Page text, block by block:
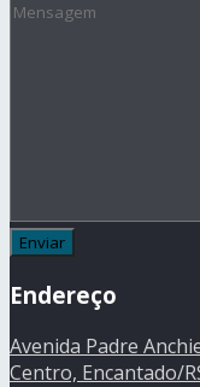
Endereço
Avenida Padre
Centro, Encantado/